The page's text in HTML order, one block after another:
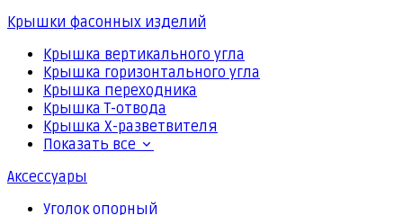
Крышки фасонных изделий
Крышка вертикального угла
Крышка горизонтального угла
Крышка переходника
Крышка Т-отвода
Крышка Х-разветвителя
Показать все
Аксессуары
Уголок опорный